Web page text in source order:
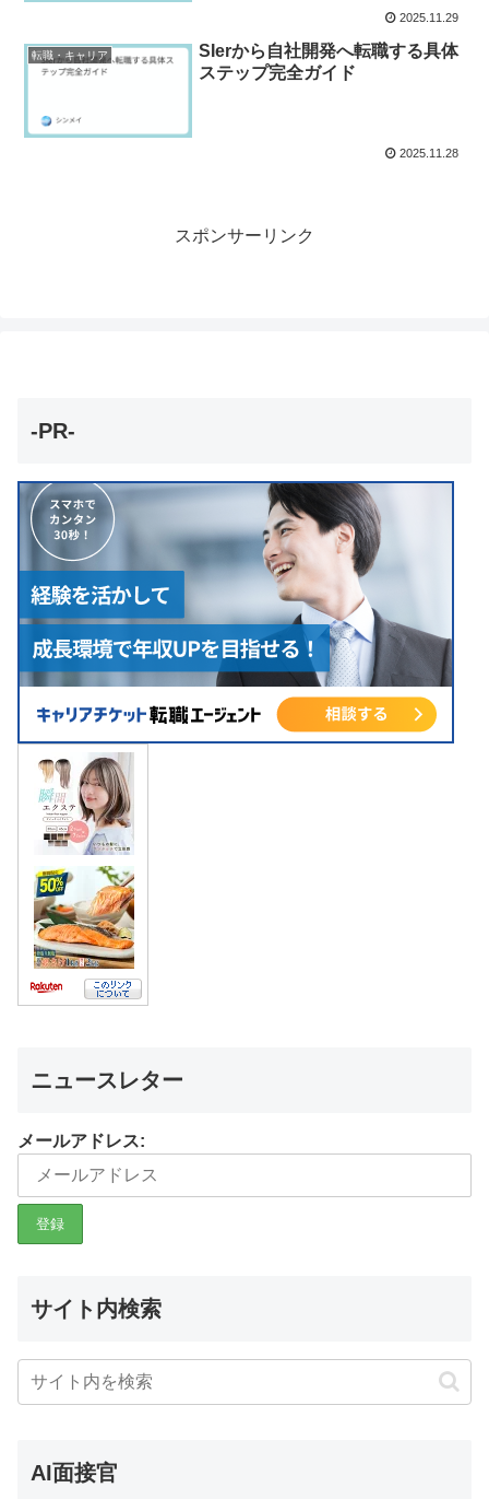
2025.11.29
転職・キャリア
SIerから自社開発へ転職する具体
ステップ完全ガイド
2025.11.28
スポンサーリンク
-PR-
ニュースレター
メールアドレス:
サイト内検索
AI面接官